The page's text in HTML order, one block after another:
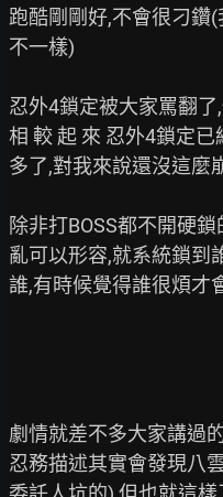
跑酷剛剛好,不會很刁鑽
不一樣)
忍外4鎖定被大家罵翻
相 較 起 來 忍外4鎖定已
多了,對我來說還沒這麼
除非打BOSS都不開硬
亂可以形容,就系統鎖到
誰,有時候覺得誰很煩才
劇情就差不多大家講過
忍務描述其實會發現八